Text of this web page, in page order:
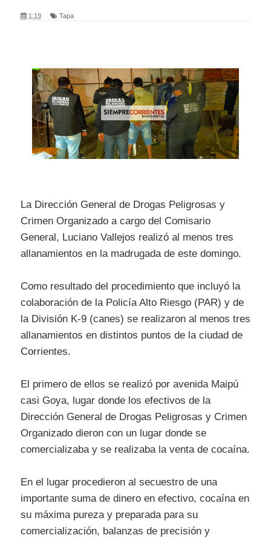
1:19 Tapa
La Dirección General de Drogas Peligrosas y
Crimen Organizado a cargo del Comisario
General, Luciano Vallejos realizó al menos tres
allanamientos en la madrugada de este domingo.
Como resultado del procedimiento que incluyó la
colaboración de la Policía Alto Riesgo (PAR) y de
la División K-9 (canes) se realizaron al menos tres
allanamientos en distintos puntos de la ciudad de
Corrientes.
El primero de ellos se realizó por avenida Maipú
casi Goya, lugar donde los efectivos de la
Dirección General de Drogas Peligrosas y Crimen
Organizado dieron con un lugar donde se
comercializaba y se realizaba la venta de cocaína.
En el lugar procedieron al secuestro de una
importante suma de dinero en efectivo, cocaína en
su máxima pureza y preparada para su
comercialización, balanzas de precisión y